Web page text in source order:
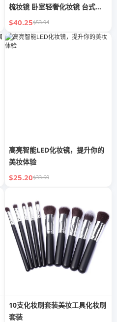
梳妆镜 卧室轻奢化妆镜 台式桌
面镜 家用镜
$40.25$53.94
高亮智能LED化妆镜，提升你的
美妆体验
$25.20$33.60
10支化妆刷套装美妆工具化妆刷
套装